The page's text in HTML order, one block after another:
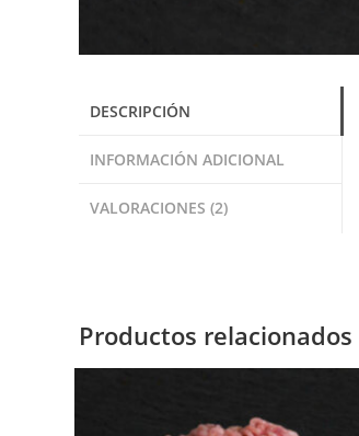
DESCRIPCIÓN
INFORMACIÓN ADICIONAL
VALORACIONES (2)
Productos relacionados